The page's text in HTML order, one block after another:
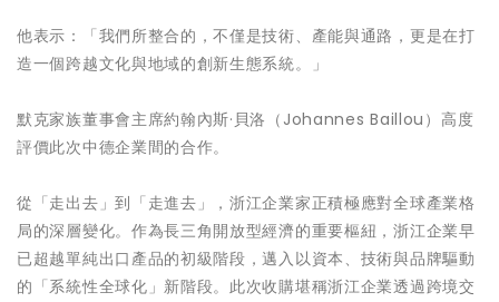
他表示：「我們所整合的，不僅是技術、產能與通路，更是在打
造一個跨越文化與地域的創新生態系統。」
默克家族董事會主席約翰內斯·貝洛（Johannes Baillou）高度
評價此次中德企業間的合作。
從「走出去」到「走進去」，浙江企業家正積極應對全球產業格
局的深層變化。作為長三角開放型經濟的重要樞紐，浙江企業早
已超越單純出口產品的初級階段，邁入以資本、技術與品牌驅動
的「系統性全球化」新階段。此次收購堪稱浙江企業透過跨境交